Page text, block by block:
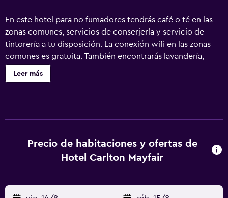
En este hotel para no fumadores tendrás café o té en las
zonas comunes, servicios de conserjería y servicio de
tintorería a tu disposición. La conexión wifi en las zonas
comunes es gratuita. También encontrarás lavandería,
asistencia turística y para la compra de entradas y cajero o
servicios bancarios. Hotel Carlton Mayfair ofrece 10
gratuitos y secador de pelo. Los huéspedes pueden
navegar por la web gracias a nuestro acceso a Internet
limpieza todos los días y es posible solicitar tabla de
Leer más
Precio de habitaciones y ofertas de
Hotel Carlton Mayfair